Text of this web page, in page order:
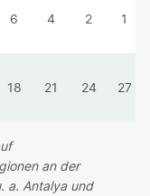
6 4 2 1
18 21 24 27
an der
a. Antalya und